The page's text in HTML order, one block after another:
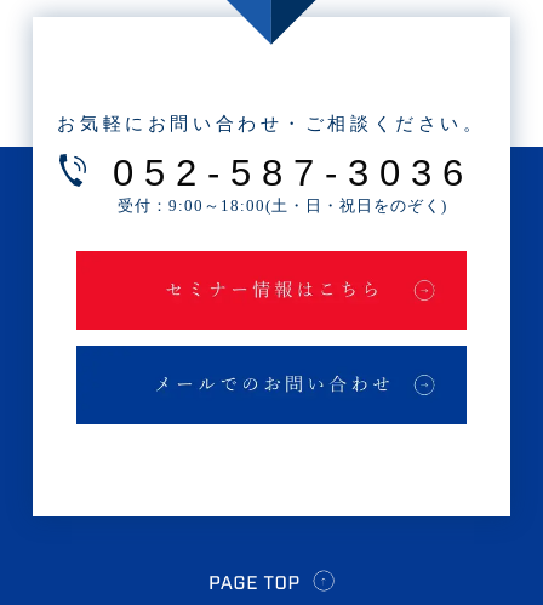
・2025年4月(1記事)
・2025年2月(3記事)
・2025年1月(1記事)
お気軽にお問い合わせ・ご相談ください。
052-587-3036
受付：9:00～18:00(土・日・祝日をのぞく)